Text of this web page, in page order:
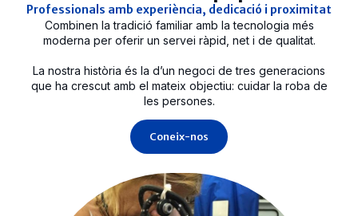
Professionals amb experiència, dedicació i proximitat
Combinen la tradició familiar amb la tecnologia més
moderna per oferir un servei ràpid, net i de qualitat.
La nostra història és la d’un negoci de tres generacions
que ha crescut amb el mateix objectiu: cuidar la roba de
les persones.
Coneix-nos